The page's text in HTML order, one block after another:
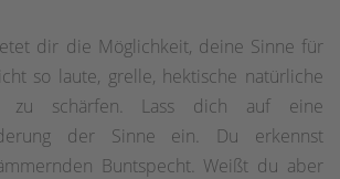
dir die Möglichkeit, deine Sinne für
so laute, grelle, hektische natürliche
zu schärfen. Lass dich auf eine
der Sinne ein. Du erkennst
Buntspecht. Weißt du aber